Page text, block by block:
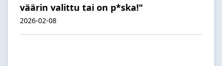
väärin valittu tai on p*ska!"
2026-02-08